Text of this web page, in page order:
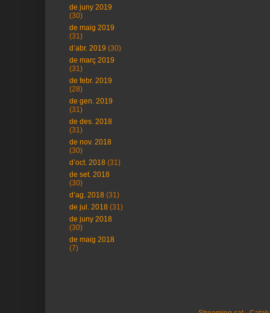
de juny 2019
(30)
de maig 2019
(31)
d’abr. 2019 (30)
de març 2019
(31)
de febr. 2019
(28)
de gen. 2019
(31)
de des. 2018
(31)
de nov. 2018
(30)
d’oct. 2018 (31)
de set. 2018
(30)
d’ag. 2018 (31)
de jul. 2018 (31)
de juny 2018
(30)
de maig 2018
(7)